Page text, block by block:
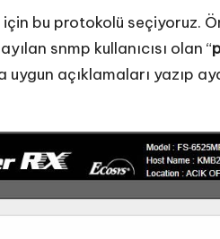
bu protokolü seçiyoruz.
snmp kullanıcısı olan “
açıklamaları yazıp